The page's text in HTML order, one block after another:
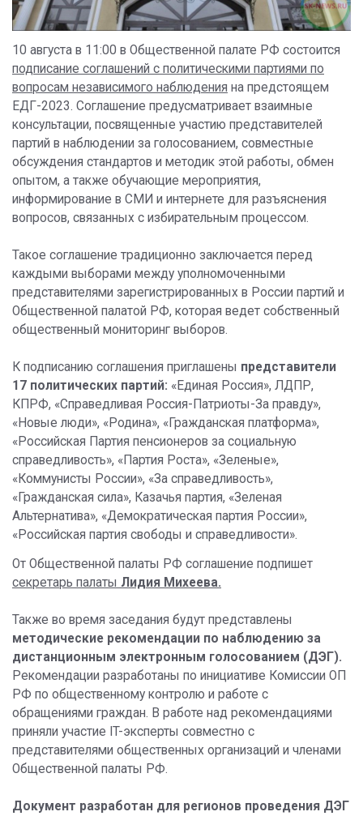
10 августа в 11:00 в Общественной палате РФ состоится
подписание соглашений с политическими партиями по
вопросам независимого наблюдения на предстоящем
ЕДГ-2023. Соглашение предусматривает взаимные
консультации, посвященные участию представителей
партий в наблюдении за голосованием, совместные
обсуждения стандартов и методик этой работы, обмен
опытом, а также обучающие мероприятия,
информирование в СМИ и интернете для разъяснения
вопросов, связанных с избирательным процессом.
Такое соглашение традиционно заключается перед
каждыми выборами между уполномоченными
представителями зарегистрированных в России партий и
Общественной палатой РФ, которая ведет собственный
общественный мониторинг выборов.
К подписанию соглашения приглашены представители
17 политических партий: «Единая Россия», ЛДПР,
КПРФ, «Справедливая Россия-Патриоты-За правду»,
«Новые люди», «Родина», «Гражданская платформа»,
«Российская Партия пенсионеров за социальную
справедливость», «Партия Роста», «Зеленые»,
«Коммунисты России», «За справедливость»,
«Гражданская сила», Казачья партия, «Зеленая
Альтернатива», «Демократическая партия России»,
«Российская партия свободы и справедливости».
От Общественной палаты РФ соглашение подпишет
секретарь палаты Лидия Михеева.
Также во время заседания будут представлены
методические рекомендации по наблюдению за
дистанционным электронным голосованием (ДЭГ).
Рекомендации разработаны по инициативе Комиссии ОП
РФ по общественному контролю и работе с
обращениями граждан. В работе над рекомендациями
приняли участие IT-эксперты совместно с
представителями общественных организаций и членами
Общественной палаты РФ.
Документ разработан для регионов проведения ДЭГ